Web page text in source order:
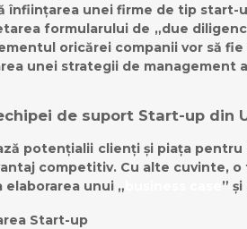
înființarea unei firme de tip start-
formularului de „due
oricărei companii vor să
unei strategii de management
de suport Start-up din
potențialii clienți și piața
competitiv. Cu alte cuvinte, o
elaborarea unui „
”
Start-up